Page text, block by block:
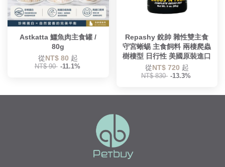
Astkatta 鱷魚肉主食罐 /
80g
從NT$ 80 起
NT$ 90 -11.1%
Repashy 銳帥 雜性雙主食
守宮蜥蜴 主食飼料 兩棲爬蟲
樹棲型 日行性 美國原裝進口
從NT$ 720 起
NT$ 830 -13.3%